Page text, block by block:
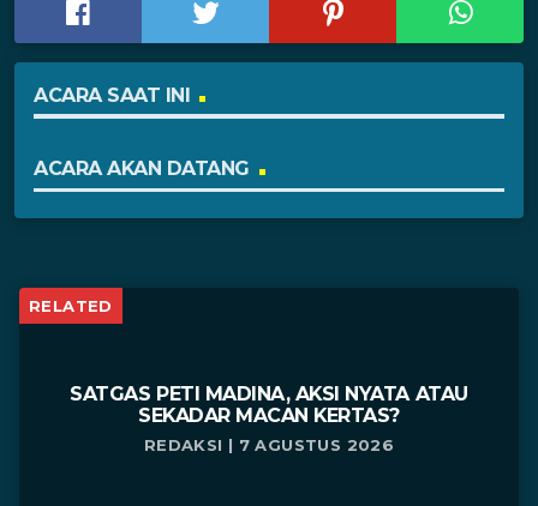
ACARA SAAT INI
ACARA AKAN DATANG
RELATED
SATGAS PETI MADINA, AKSI NYATA ATAU
SEKADAR MACAN KERTAS?
REDAKSI | 7 AGUSTUS 2026